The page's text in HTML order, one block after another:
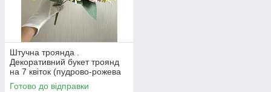
Штучна троянда .
Декоративний букет троянд
на 7 квіток (пудрово-рожева
43 см )
Готово до відправки